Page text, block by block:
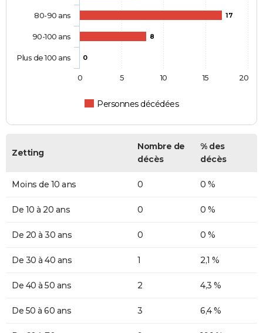
17
8
0
Personnes décédées
80-90 ans
90-100 ans
Plus de 100 ans
0 5 10 15 20
Zetting
Nombre de
décès
% des
décès
Moins de 10 ans 0 0 %
De 10 à 20 ans 0 0 %
De 20 à 30 ans 0 0 %
De 30 à 40 ans 1 2,1 %
De 40 à 50 ans 2 4,3 %
De 50 à 60 ans 3 6,4 %